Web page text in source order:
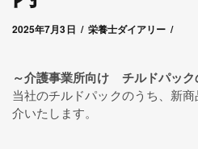
2025年7月3日
2025年7月3日 栄養士ダイアリー
byシー・アンド・エス赤城
～介護事業所向け チルドパック
当社のチルドパックのうち、新
介いたします。